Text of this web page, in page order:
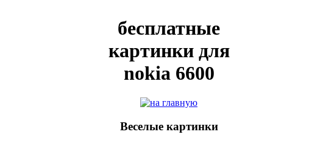
бесплатные
картинки для
nokia 6600
Веселые картинки